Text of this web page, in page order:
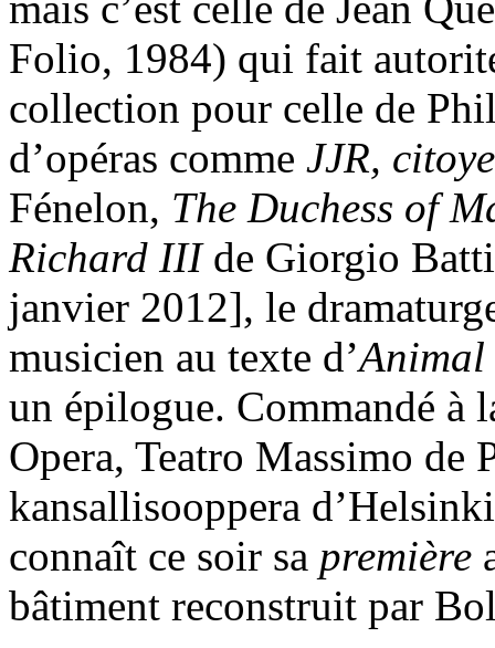
Folio, 1984) qui fait
collection pour celle de
d’opéras comme JJR,
Fénelon, The Duchess of
Richard IIIde Giorgio
janvier 2012], le
musicien au texte d’
un épilogue. Commandé à
Opera, Teatro Massimo de
kansallisooppera
connaît ce soir sa première
bâtiment reconstruit par